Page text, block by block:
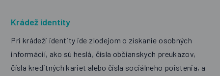
Krádež identity
Pri krádeži identity ide zlodejom o získanie osobných
informácií, ako sú heslá, čísla občianskych preukazov,
čísla kreditných kariet alebo čísla sociálneho poistenia, a